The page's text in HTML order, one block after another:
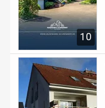
10